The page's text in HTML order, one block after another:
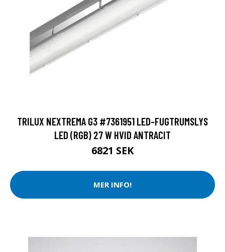
TRILUX NEXTREMA G3 #7361951 LED-FUGTRUMSLYS
LED (RGB) 27 W HVID ANTRACIT
6821 SEK
MER INFO!